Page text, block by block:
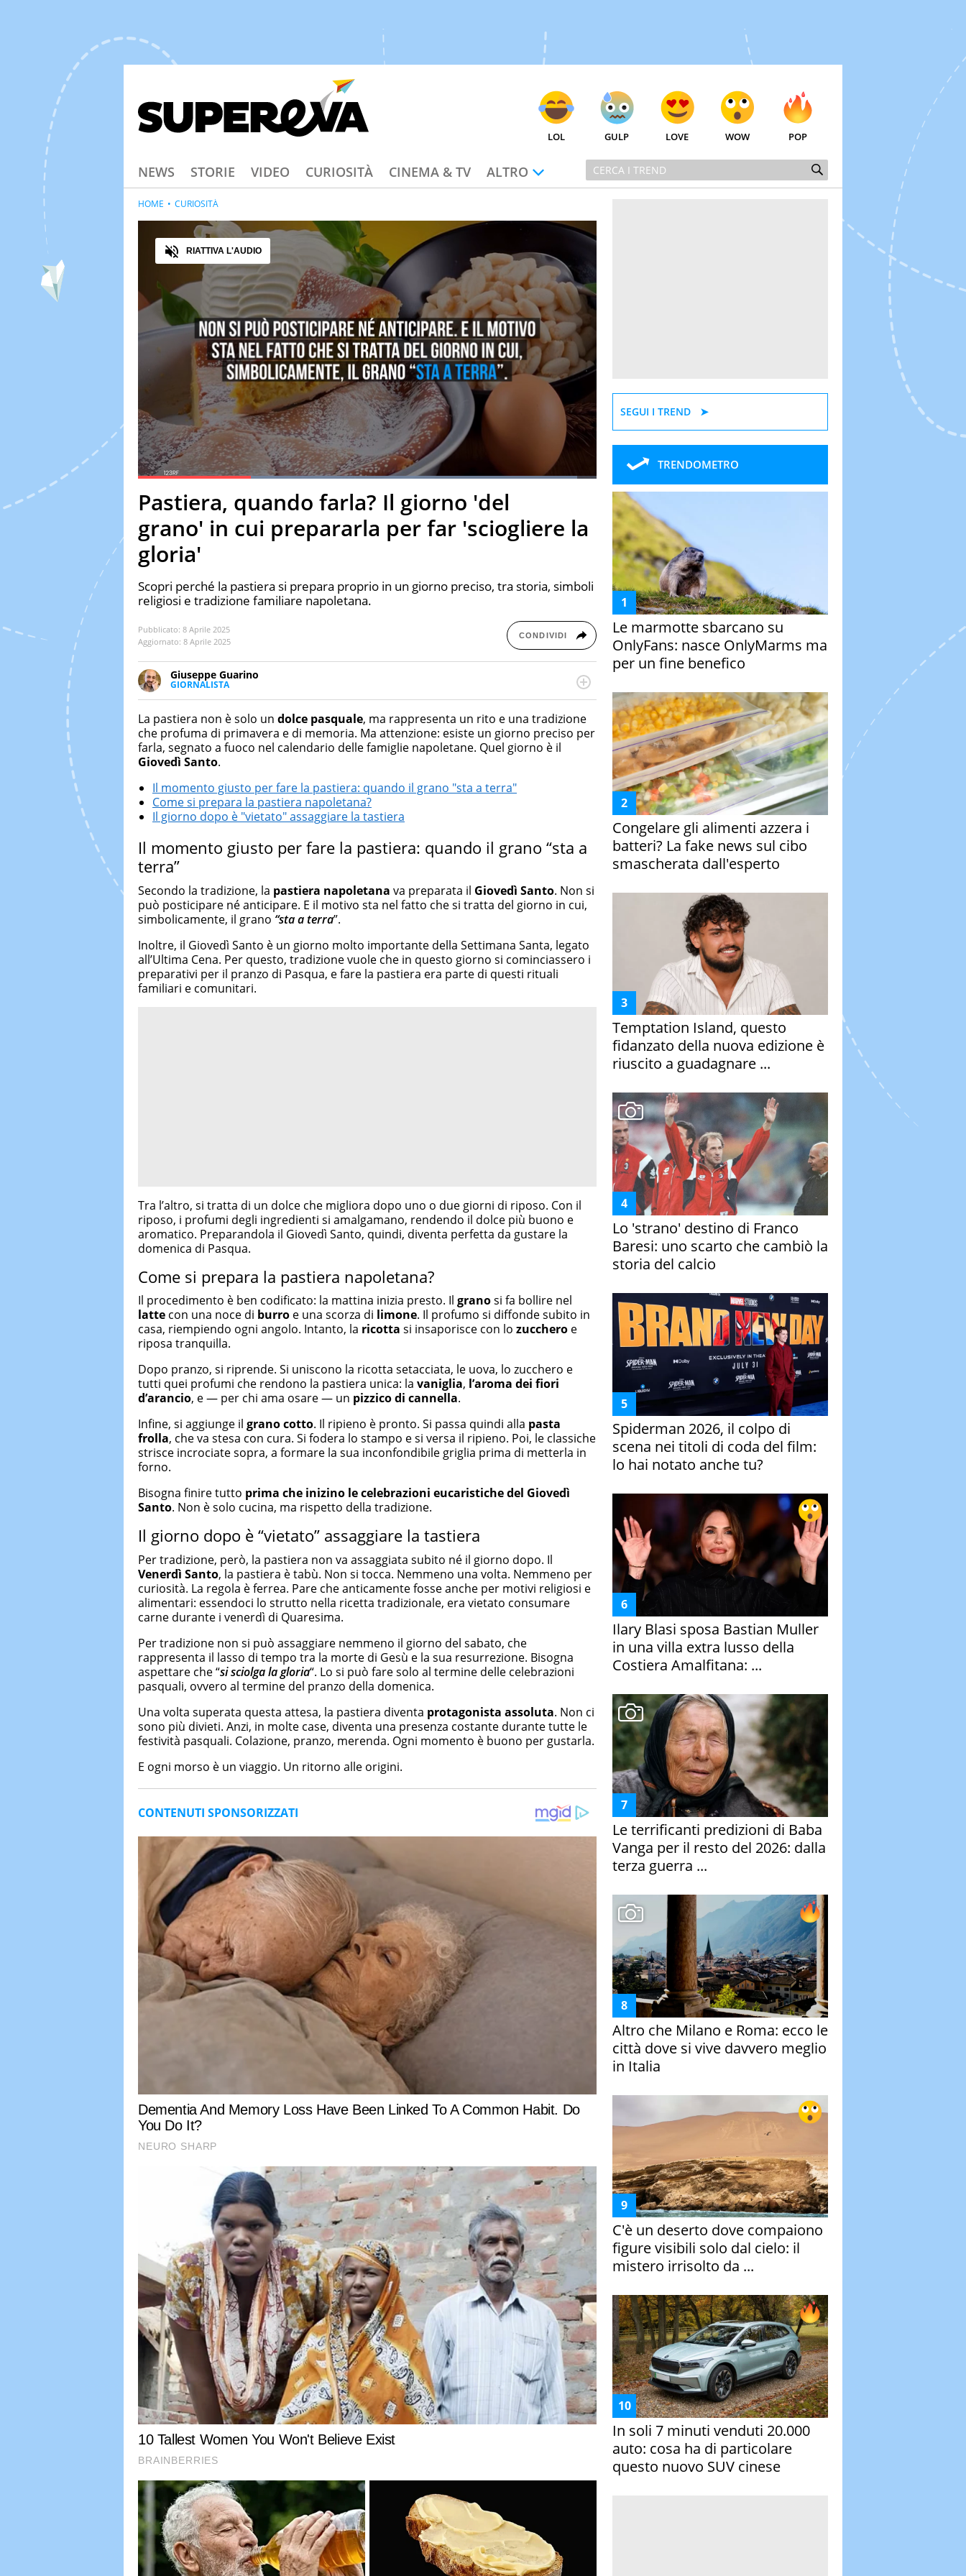
LOL GULP LOVE WOW POP
NEWS STORIE VIDEO CURIOSITÀ CINEMA & TV ALTRO
PauseUnmute
Loaded:95.83%
Fullscreen
Audio
RIATTIVA L'AUDIO
Pastiera, quando farla? Il giorno 'del
grano' in cui prepararla per far 'sciogliere la
gloria'
Scopri perché la pastiera si prepara proprio in un giorno preciso, tra storia, simboli
religiosi e tradizione familiare napoletana.
Pubblicato: 8 Aprile 2025
Aggiornato: 8 Aprile 2025
CONDIVIDI
Giuseppe Guarino
GIORNALISTA
Ph(D) in Diritto Comparato e processi di integrazione e attivo nel campo della ricerca, in
particolare sulla Storia contemporanea di America Latina e Spagna. Collabora con
numerose testate ed è presidente dell'Associazione Culturale "La Biblioteca del Sannio".
HOME CURIOSITÀ
La pastiera non è solo un dolce pasquale, ma rappresenta un rito e una tradizione
che profuma di primavera e di memoria. Ma attenzione: esiste un giorno preciso per
farla, segnato a fuoco nel calendario delle famiglie napoletane. Quel giorno è il
Giovedì Santo.
Il momento giusto per fare la pastiera: quando il grano "sta a terra"
Come si prepara la pastiera napoletana?
Il giorno dopo è "vietato" assaggiare la tastiera
Il momento giusto per fare la pastiera: quando il grano “sta a
terra”
Secondo la tradizione, la pastiera napoletana va preparata il Giovedì Santo. Non si
può posticipare né anticipare. E il motivo sta nel fatto che si tratta del giorno in cui,
simbolicamente, il grano “sta a terra”.
Inoltre, il Giovedì Santo è un giorno molto importante della Settimana Santa, legato
all’Ultima Cena. Per questo, tradizione vuole che in questo giorno si cominciassero i
preparativi per il pranzo di Pasqua, e fare la pastiera era parte di questi rituali
familiari e comunitari.
Tra l’altro, si tratta di un dolce che migliora dopo uno o due giorni di riposo. Con il
riposo, i profumi degli ingredienti si amalgamano, rendendo il dolce più buono e
aromatico. Preparandola il Giovedì Santo, quindi, diventa perfetta da gustare la
domenica di Pasqua.
Come si prepara la pastiera napoletana?
Il procedimento è ben codificato: la mattina inizia presto. Il granosi fa bollire nel
latte con una noce di burro e una scorza di limone. Il profumo si diffonde subito in
casa, riempiendo ogni angolo. Intanto, la ricotta si insaporisce con lo zucchero e
riposa tranquilla.
Dopo pranzo, si riprende. Si uniscono la ricotta setacciata, le uova, lo zucchero e
tutti quei profumi che rendono la pastiera unica: la vaniglia, l’aroma dei fiori
d’arancio, e — per chi ama osare — un pizzico di cannella.
Infine, si aggiunge il granocotto. Il ripieno è pronto. Si passa quindi alla pasta
frolla, che va stesa con cura. Si fodera lo stampo e si versa il ripieno. Poi, le classiche
strisce incrociate sopra, a formare la sua inconfondibile griglia prima di metterla in
forno.
Bisogna finire tutto prima che inizino le celebrazioni eucaristiche del Giovedì
Santo. Non è solo cucina, ma rispetto della tradizione.
Il giorno dopo è “vietato” assaggiare la tastiera
Per tradizione, però, la pastiera non va assaggiata subito né il giorno dopo. Il
Venerdì Santo, la pastiera è tabù. Non si tocca. Nemmeno una volta. Nemmeno per
curiosità. La regola è ferrea. Pare che anticamente fosse anche per motivi religiosi e
alimentari: essendoci lo strutto nella ricetta tradizionale, era vietato consumare
carne durante i venerdì di Quaresima.
Per tradizione non si può assaggiare nemmeno il giorno del sabato, che
rappresenta il lasso di tempo tra la morte di Gesù e la sua resurrezione. Bisogna
aspettare che “si sciolga la gloria“. Lo si può fare solo al termine delle celebrazioni
pasquali, ovvero al termine del pranzo della domenica.
Una volta superata questa attesa, la pastiera diventa protagonista assoluta. Non ci
sono più divieti. Anzi, in molte case, diventa una presenza costante durante tutte le
festività pasquali. Colazione, pranzo, merenda. Ogni momento è buono per gustarla.
E ogni morso è un viaggio. Un ritorno alle origini.
SEGUI I TREND
TRENDOMETRO
Le marmotte sbarcano su
OnlyFans: nasce OnlyMarms ma
per un fine benefico
Congelare gli alimenti azzera i
batteri? La fake news sul cibo
smascherata dall'esperto
Temptation Island, questo
fidanzato della nuova edizione è
riuscito a guadagnare ...
Lo 'strano' destino di Franco
Baresi: uno scarto che cambiò la
storia del calcio
Spiderman 2026, il colpo di
scena nei titoli di coda del film:
lo hai notato anche tu?
Ilary Blasi sposa Bastian Muller
in una villa extra lusso della
Costiera Amalfitana: ...
Le terrificanti predizioni di Baba
Vanga per il resto del 2026: dalla
terza guerra ...
Altro che Milano e Roma: ecco le
città dove si vive davvero meglio
in Italia
C'è un deserto dove compaiono
figure visibili solo dal cielo: il
mistero irrisolto da ...
In soli 7 minuti venduti 20.000
auto: cosa ha di particolare
questo nuovo SUV cinese